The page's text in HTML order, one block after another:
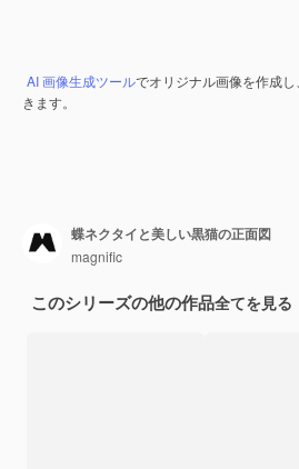
AI 画像生成ツールでオリジナル画像を作成し、
きます。
蝶ネクタイと美しい黒猫の正面図
magnific
このシリーズの他の作品全てを見る